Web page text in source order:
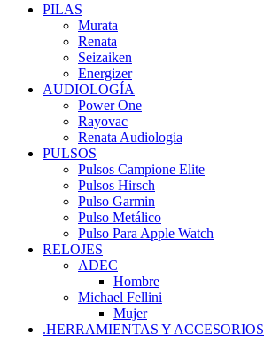
PILAS
Murata
Renata
Seizaiken
Energizer
AUDIOLOGÍA
Power One
Rayovac
Renata Audiologia
PULSOS
Pulsos Campione Elite
Pulsos Hirsch
Pulso Garmin
Pulso Metálico
Pulso Para Apple Watch
RELOJES
ADEC
Hombre
Michael Fellini
Mujer
.HERRAMIENTAS Y ACCESORIOS